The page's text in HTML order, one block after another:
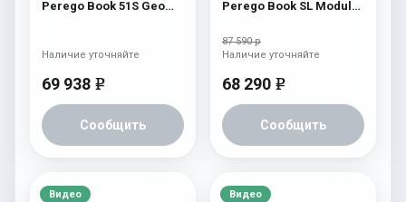
Perego Book 51S Geo
69 938 e
Сообщить
Наличие уточняйте
Perego Book SL Modular
87 590 р
68 290 e
Сообщить
Наличие уточняйте
Видео Видео